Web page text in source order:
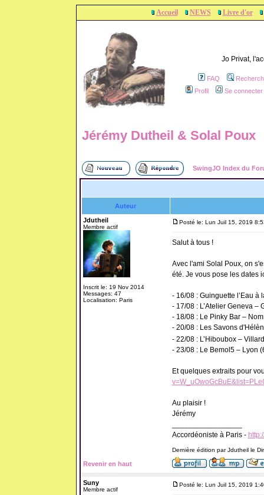
Accueil NEWS Livre d'or
Jo Privat,
FAQ
Profil
Se
Jérémy Dutheil & Solal Poux
SwingJO Index du
Auteur
Jdutheil
Membre actif
Inscrit le: 19 Nov 2014
Messages: 47
Localisation: Paris
Posté le: Lun Juil 15, 2019
Salut à tous !
Avec l'ami Solal Poux, on
été. Je vous pose les dates
- 16/08 : Guinguette l’Eau à
- 17/08 : L’Atelier Geneva –
- 18/08 : Le Pinky Bar –
- 20/08 : Les Savons
- 22/08 : L’Hiboubox –
- 23/08 : Le Bemol5 – Lyon
Et quelques extraits pour
Au plaisir !
Jérémy
Accordéoniste à Paris -
Dernière édition par Jdutheil le
Revenir en haut
Suny
Membre actif
Posté le: Lun Juil 15, 2019